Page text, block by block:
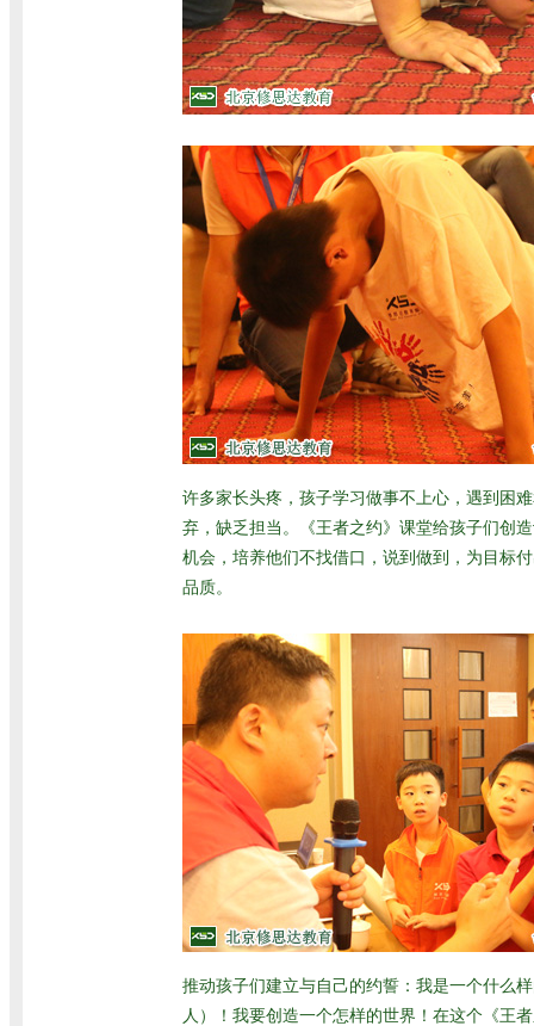
许多家长头疼，孩子学习做事不上心，遇到困
弃，缺乏担当。《王者之约》课堂给孩子们创
机会，培养他们不找借口，说到做到，为目标
品质。
推动孩子们建立与自己的约誓：我是一个什么
人）！我要创造一个怎样的世界！在这个《王